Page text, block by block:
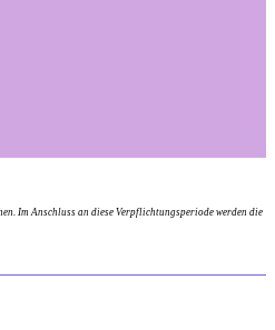
Im Anschluss an diese Verpflichtungsperiode werden die